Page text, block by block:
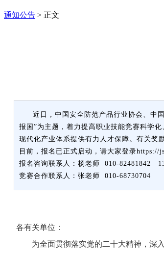
通知公告 > 正文
近日，中国安全防范产品行业协会、中
报国”为主题，着力提高职业技能竞赛科学
现代化产业体系提供有力人才保障。有关奖
目前，报名已正式启动，请大家登录https://
报名咨询联系人：杨老师 010-82481842
竞赛合作联系人：张老师 010-68730704
各有关单位：
为全面贯彻落实党的二十大精神，深入